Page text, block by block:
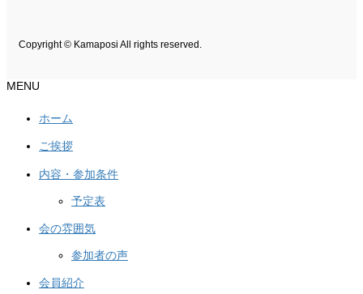
Copyright © Kamaposi All rights reserved.
MENU
ホーム
ご挨拶
内容・参加条件
予定表
会の雰囲気
参加者の声
会員紹介